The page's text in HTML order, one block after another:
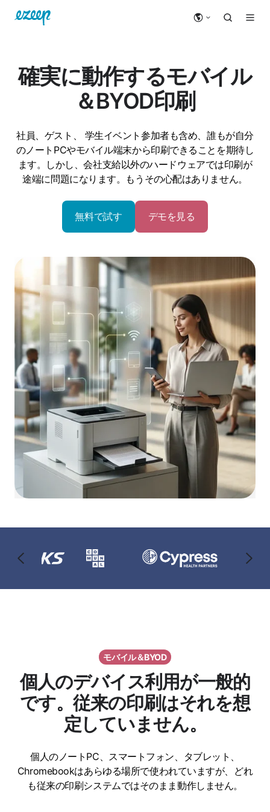
確実に動作するモバイル
＆BYOD印刷
社員、ゲスト、 学生イベント参加者も含め、誰もが自分
のノートPCやモバイル端末から印刷できることを期待し
ます。しかし、会社支給以外のハードウェアでは印刷が
途端に問題になります。もうその心配はありません。
無料で試す デモを見る
モバイル＆BYOD
個人のデバイス利用が一般的
です。従来の印刷はそれを想
定していません。
個人のノートPC、スマートフォン、タブレット、
Chromebookはあらゆる場所で使われていますが、どれ
も従来の印刷システムではそのまま動作しません。